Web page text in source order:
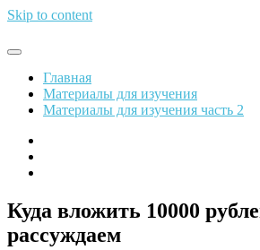
Skip to content
Обрети
Главная
Материалы для изучения
Материалы для изучения часть 2
Куда вложить 10000
рассуждаем